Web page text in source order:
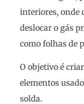
interiores, onde
deslocar o gás
como folhas de
O objetivo é
elementos
solda.